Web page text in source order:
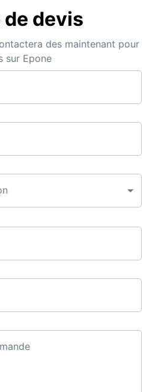
de devis
des maintenant pour
sur Epone